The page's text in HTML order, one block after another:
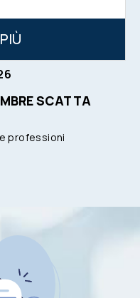
SCATTA
professioni